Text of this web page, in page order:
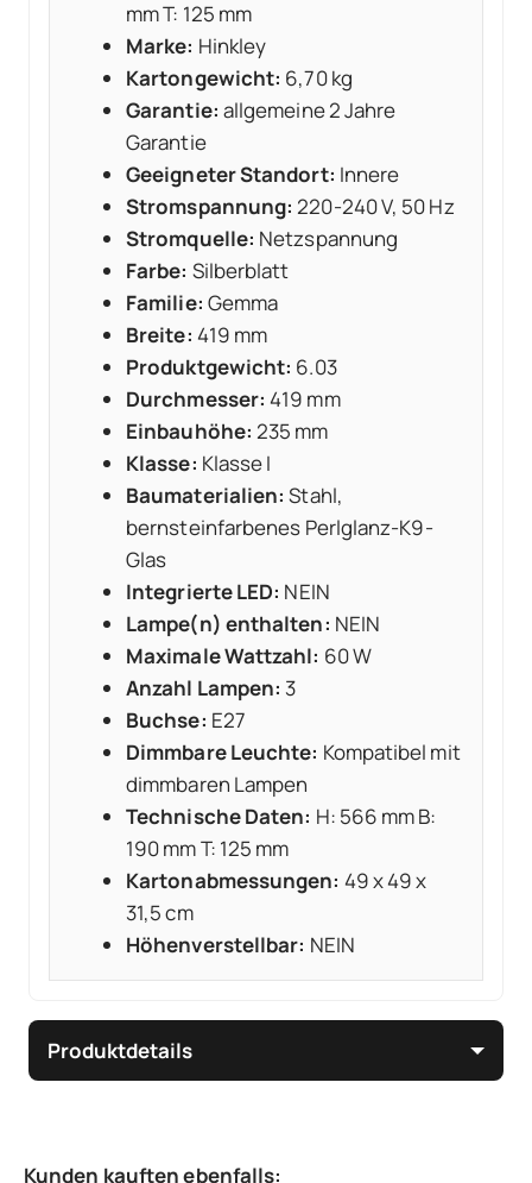
mm T: 125 mm
Marke: Hinkley
Kartongewicht: 6,70 kg
Garantie: allgemeine 2 Jahre
Garantie
Geeigneter Standort: Innere
Stromspannung: 220-240 V, 50 Hz
Stromquelle: Netzspannung
Farbe: Silberblatt
Familie: Gemma
Breite: 419 mm
Produktgewicht: 6.03
Durchmesser: 419 mm
Einbauhöhe: 235 mm
Klasse: Klasse I
Baumaterialien: Stahl,
bernsteinfarbenes Perlglanz-K9-
Glas
Integrierte LED: NEIN
Lampe(n) enthalten: NEIN
Maximale Wattzahl: 60 W
Anzahl Lampen: 3
Buchse: E27
Dimmbare Leuchte: Kompatibel mit
dimmbaren Lampen
Technische Daten: H: 566 mm B:
190 mm T: 125 mm
Kartonabmessungen: 49 x 49 x
31,5 cm
Höhenverstellbar: NEIN
Produktdetails